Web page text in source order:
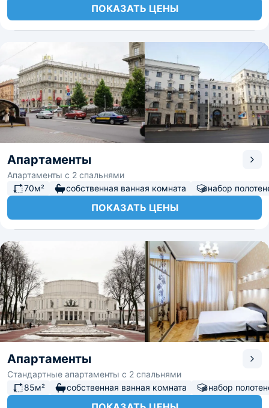
ПОКАЗАТЬ ЦЕНЫ
Апартаменты
Апартаменты с 2 спальнями
70м²
собственная ванная комната набор
ПОКАЗАТЬ ЦЕНЫ
Апартаменты
Стандартные апартаменты с 2 спальнями
85м²
собственная ванная комната набор